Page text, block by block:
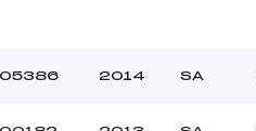
2014 SA